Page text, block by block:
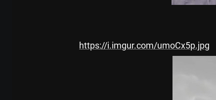
https://i.imgur.com/umoCx5p.jpg